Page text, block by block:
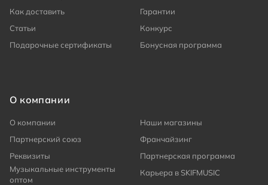
Как доставить
Гарантии
Статьи
Конкурс
Подарочные сертификаты
Бонусная программа
О компании
О компании
Наши магазины
Партнерский союз
Франчайзинг
Реквизиты
Партнерская программа
Музыкальные инструменты
оптом
Карьера в SKIFMUSIC